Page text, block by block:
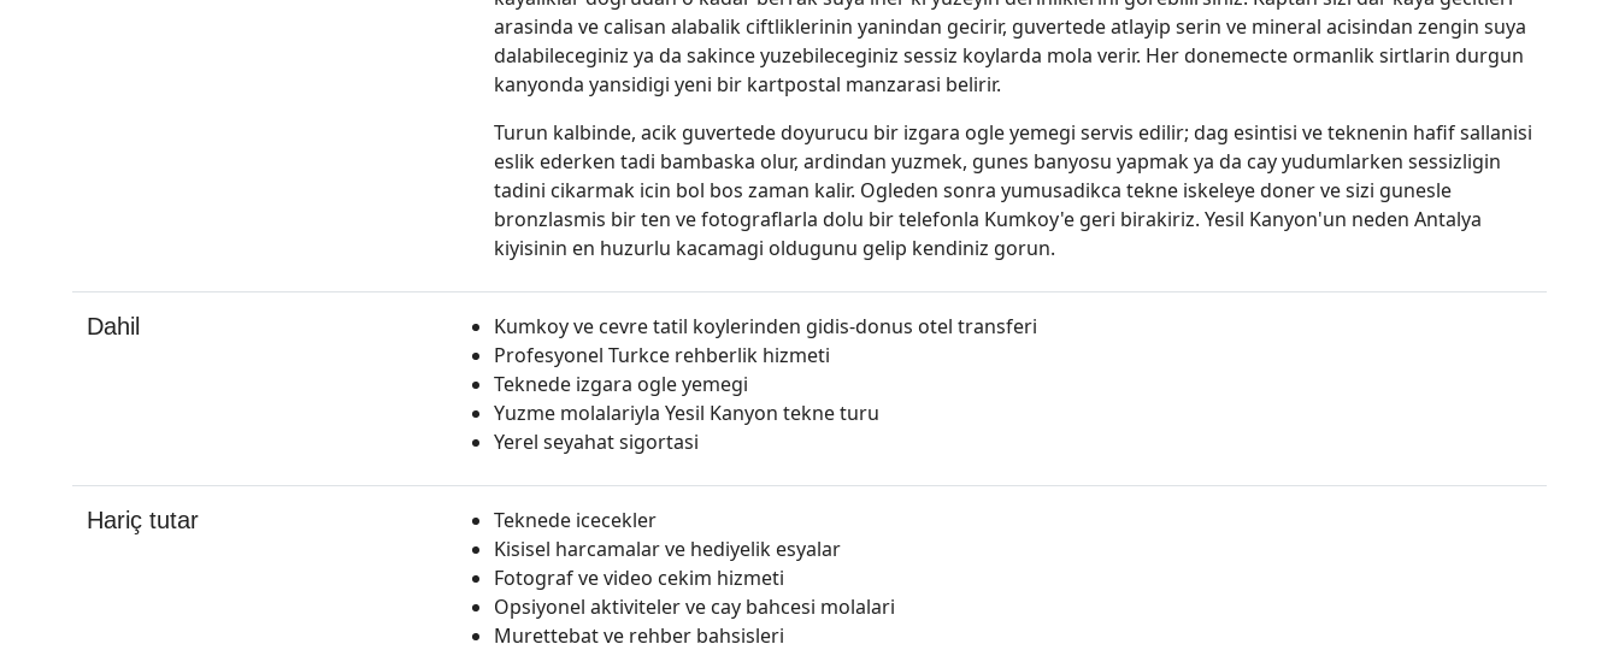
arasinda ve calisan alabalik ciftliklerinin yanindan gecirir, guvertede atlayip serin ve mineral acisindan zengin suya
dalabileceginiz ya da sakince yuzebileceginiz sessiz koylarda mola verir. Her donemecte ormanlik sirtlarin durgun
kanyonda yansidigi yeni bir kartpostal manzarasi belirir.
Turun kalbinde, acik guvertede doyurucu bir izgara ogle yemegi servis edilir; dag esintisi ve teknenin hafif sallanisi
eslik ederken tadi bambaska olur, ardindan yuzmek, gunes banyosu yapmak ya da cay yudumlarken sessizligin
tadini cikarmak icin bol bos zaman kalir. Ogleden sonra yumusadikca tekne iskeleye doner ve sizi gunesle
bronzlasmis bir ten ve fotograflarla dolu bir telefonla Kumkoy'e geri birakiriz. Yesil Kanyon'un neden Antalya
kiyisinin en huzurlu kacamagi oldugunu gelip kendiniz gorun.
Dahil
Kumkoy ve cevre tatil koylerinden gidis-donus otel transferi
Profesyonel Turkce rehberlik hizmeti
Teknede izgara ogle yemegi
Yuzme molalariyla Yesil Kanyon tekne turu
Yerel seyahat sigortasi
Hariç tutar
Teknede icecekler
Kisisel harcamalar ve hediyelik esyalar
Fotograf ve video cekim hizmeti
Opsiyonel aktiviteler ve cay bahcesi molalari
Murettebat ve rehber bahsisleri